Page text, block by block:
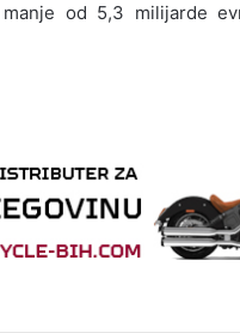
od 5,3 milijarde